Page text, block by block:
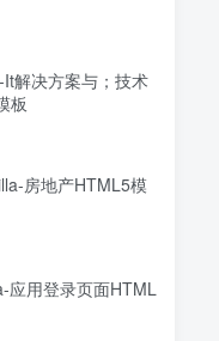
Real Villa-房地产HTML5模板
解决方案与；技术
板
房地产HTML5模
应用登录页面HTML